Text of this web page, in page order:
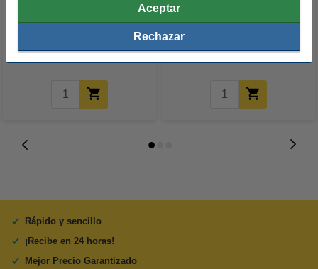
Aceptar
Rechazar
10,50 € Incl. 21% IVA 14,50 € Incl. 21% IVA
Rápido y sencillo
¡Recibe en 24 horas!
Mejor Precio Garantizado